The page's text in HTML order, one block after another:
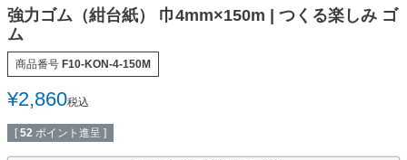
強力ゴム（紺台紙） 巾4mm×150m | つくる楽しみ ゴ
ム
商品番号 F10-KON-4-150M
¥2,860税込
[ 52 ポイント進呈 ]